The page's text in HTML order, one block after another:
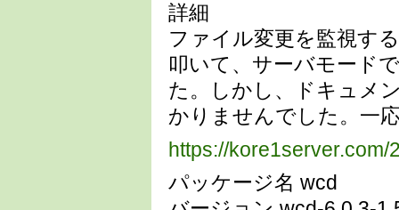
詳細
ファイル変更を監視す
叩いて、サーバモード
た。しかし、ドキュメ
かりませんでした。一
https://
パッケージ名 wcd